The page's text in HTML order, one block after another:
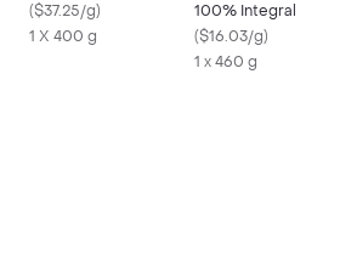
($37.25/g)
1 X 400 g
100% Integral
($16.03/g)
1 x 460 g